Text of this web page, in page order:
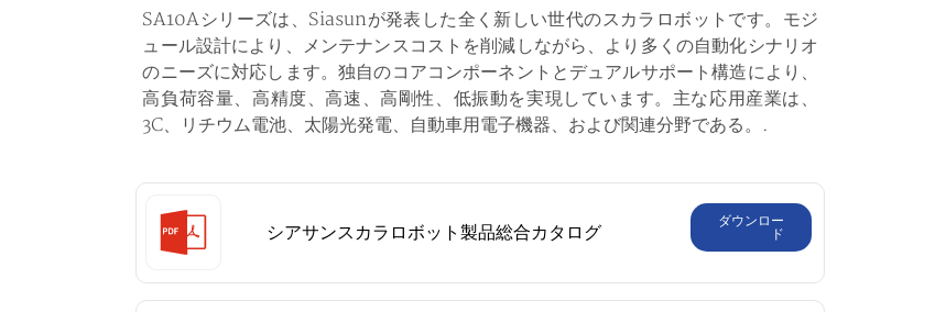
SA10Aシリーズは、Siasunが発表した全く新しい世代のスカラロボットです。モジ
ュール設計により、メンテナンスコストを削減しながら、より多くの自動化シナリオ
のニーズに対応します。独自のコアコンポーネントとデュアルサポート構造により、
高負荷容量、高精度、高速、高剛性、低振動を実現しています。主な応用産業は、
3C、リチウム電池、太陽光発電、自動車用電子機器、および関連分野である。.
シアサンスカラロボット製品総合カタログ
ダウンロー
ド